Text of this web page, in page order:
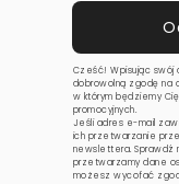
Cześć! Wpisując swój
dobrowolną zgodę na
w którym będziemy
promocyjnych.
Jeśli adres e-mail
ich przetwarzanie
newslettera. Sprawdź
przetwarzamy dane
możesz wycofać